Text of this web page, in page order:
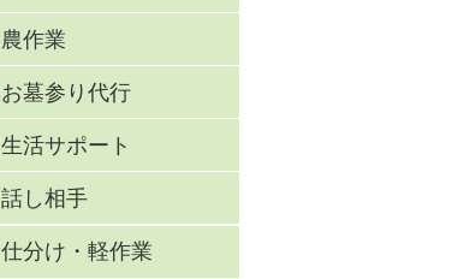
農作業
お墓参り代行
生活サポート
話し相手
仕分け・軽作業